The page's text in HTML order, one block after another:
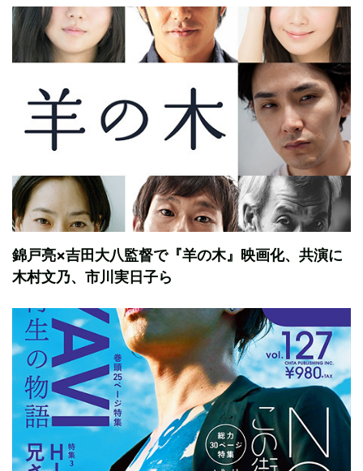
錦戸亮×吉田大八監督で『羊の木』映画化、共演に
木村文乃、市川実日子ら